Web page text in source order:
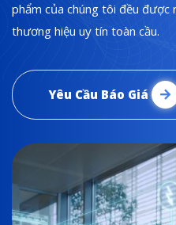
phẩm của chúng tôi đều
thương hiệu uy tín toàn cầu.
Yêu Cầu Báo Giá